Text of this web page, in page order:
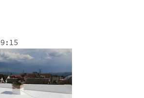
9:15